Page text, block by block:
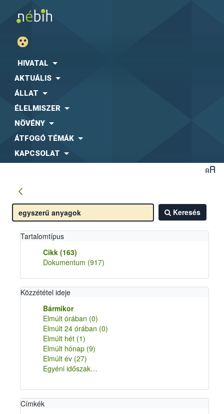
HIVATAL
AKTUÁLIS
ÁLLAT
ÉLELMISZER
NÖVÉNY
ÁTFOGÓ TÉMÁK
KAPCSOLAT
Keresés
Tartalomtípus
Cikk (163)
Dokumentum (917)
Közzététel ideje
Bármikor
Elmúlt órában (0)
Elmúlt 24 órában (0)
Elmúlt hét (1)
Elmúlt hónap (9)
Elmúlt év (27)
Egyéni időszak…
Címkék